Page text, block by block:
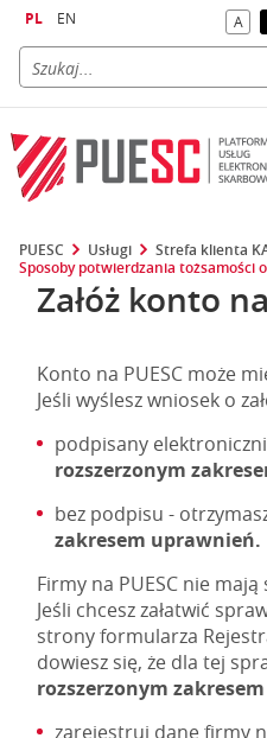
PL EN A
PUESC Usługi
Strefa klienta
Sposoby potwierdzania tożsamości
Załóż konto
Konto na PUESC może
Jeśli wyślesz wniosek o
podpisany
rozszerzonym
bez podpisu -
zakresem uprawnień.
Firmy na PUESC nie
Jeśli chcesz załatwić
strony formularza
dowiesz się, że dla tej
rozszerzonym
zarejestruj dane firmy